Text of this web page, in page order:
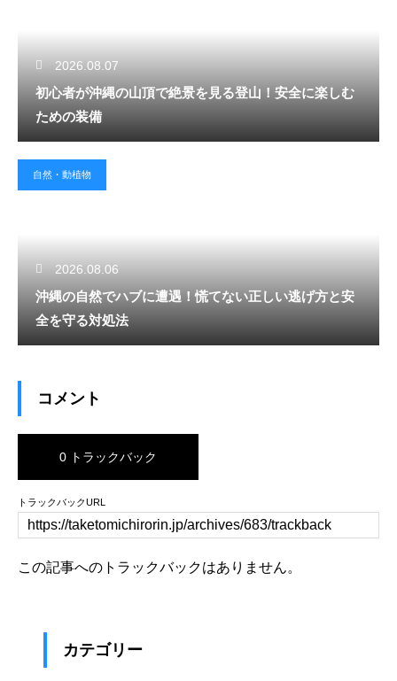
2026.08.07
初心者が沖縄の山頂で絶景を見る登山！安全に楽しむ
ための装備
自然・動植物
2026.08.06
沖縄の自然でハブに遭遇！慌てない正しい逃げ方と安
全を守る対処法
コメント
0 トラックバック
トラックバックURL
この記事へのトラックバックはありません。
カテゴリー